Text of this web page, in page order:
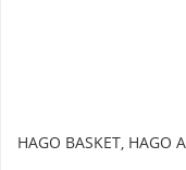
HAGO BASKET, HAGO